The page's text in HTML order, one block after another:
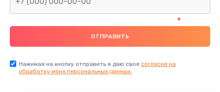
Нажимая на кнопку отправить я даю свое согласие на
обработку моих персональных данных.